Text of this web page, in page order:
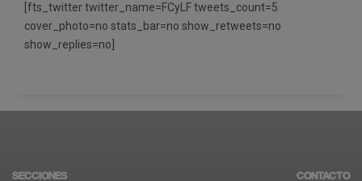
[fts_twitter twitter_name=FCyLF tweets_count=5
cover_photo=no stats_bar=no show_retweets=no
show_replies=no]
SECCIONES CONTACTO